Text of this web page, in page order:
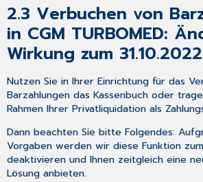
Information
zu
Ihrer
aktuellen
Kommunikation
mit
dem
Krankenhaus
das
Zuweiserportal
„CGM
JESAJANET“
2.3 Verbuchen von
in CGM TURBOMED:
Wirkung zum 31.10.2022
Nutzen Sie in Ihrer Einrichtung für das
Barzahlungen das Kassenbuch oder
Rahmen Ihrer Privatliquidation als
Dann beachten Sie bitte Folgendes:
Vorgaben werden wir diese Funktion
deaktivieren und Ihnen zeitgleich eine
Lösung anbieten.